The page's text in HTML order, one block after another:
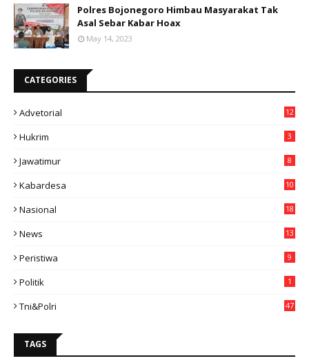
Polres Bojonegoro Himbau Masyarakat Tak
Asal Sebar Kabar Hoax
May 14, 2023
CATEGORIES
Advetorial 12
Hukrim 3
Jawatimur 8
Kabardesa
10
Nasional
18
News
13
Peristiwa 9
Politik 1
Tni&polri 47
TAGS